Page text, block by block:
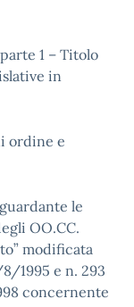
1 – Titolo
in
ordine e
le
OO.CC.
modificata
1995 e n. 293
concernente